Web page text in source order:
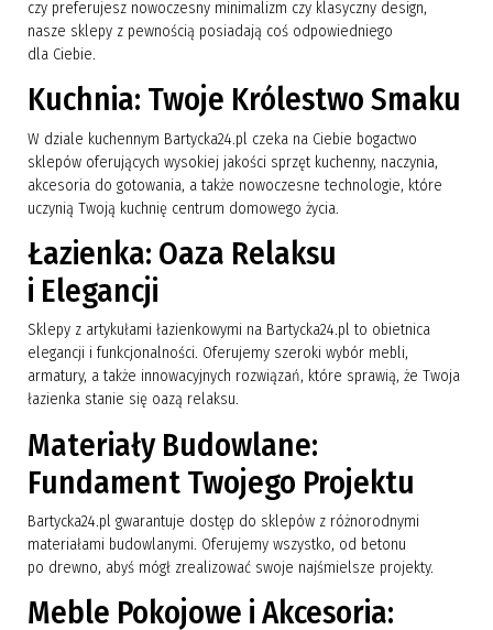
czy preferujesz nowoczesny minimalizm czy klasyczny design,
nasze sklepy z pewnością posiadają coś odpowiedniego
dla Ciebie.
Kuchnia: Twoje Królestwo Smaku
W dziale kuchennym Bartycka24.pl czeka na Ciebie bogactwo
sklepów oferujących wysokiej jakości sprzęt kuchenny, naczynia,
akcesoria do gotowania, a także nowoczesne technologie, które
uczynią Twoją kuchnię centrum domowego życia.
Łazienka: Oaza Relaksu
i Elegancji
Sklepy z artykułami łazienkowymi na Bartycka24.pl to obietnica
elegancji i funkcjonalności. Oferujemy szeroki wybór mebli,
armatury, a także innowacyjnych rozwiązań, które sprawią, że Twoja
łazienka stanie się oazą relaksu.
Materiały Budowlane:
Fundament Twojego Projektu
Bartycka24.pl gwarantuje dostęp do sklepów z różnorodnymi
materiałami budowlanymi. Oferujemy wszystko, od betonu
po drewno, abyś mógł zrealizować swoje najśmielsze projekty.
Meble Pokojowe i Akcesoria: